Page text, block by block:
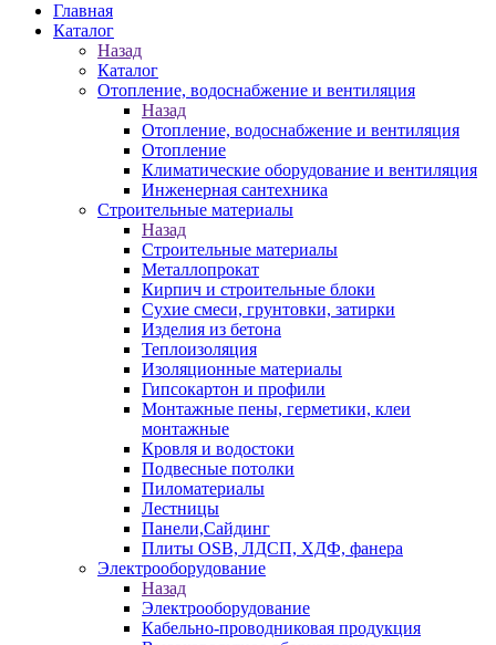
Главная
Каталог
Назад
Каталог
Отопление, водоснабжение и вентиляция
Назад
Отопление, водоснабжение и вентиляция
Отопление
Климатические оборудование и вентиляция
Инженерная сантехника
Строительные материалы
Назад
Строительные материалы
Металлопрокат
Кирпич и строительные блоки
Сухие смеси, грунтовки, затирки
Изделия из бетона
Теплоизоляция
Изоляционные материалы
Гипсокартон и профили
Монтажные пены, герметики, клеи
монтажные
Кровля и водостоки
Подвесные потолки
Пиломатериалы
Лестницы
Панели,Сайдинг
Плиты OSB, ЛДСП, ХДФ, фанера
Электрооборудование
Назад
Электрооборудование
Кабельно-проводниковая продукция